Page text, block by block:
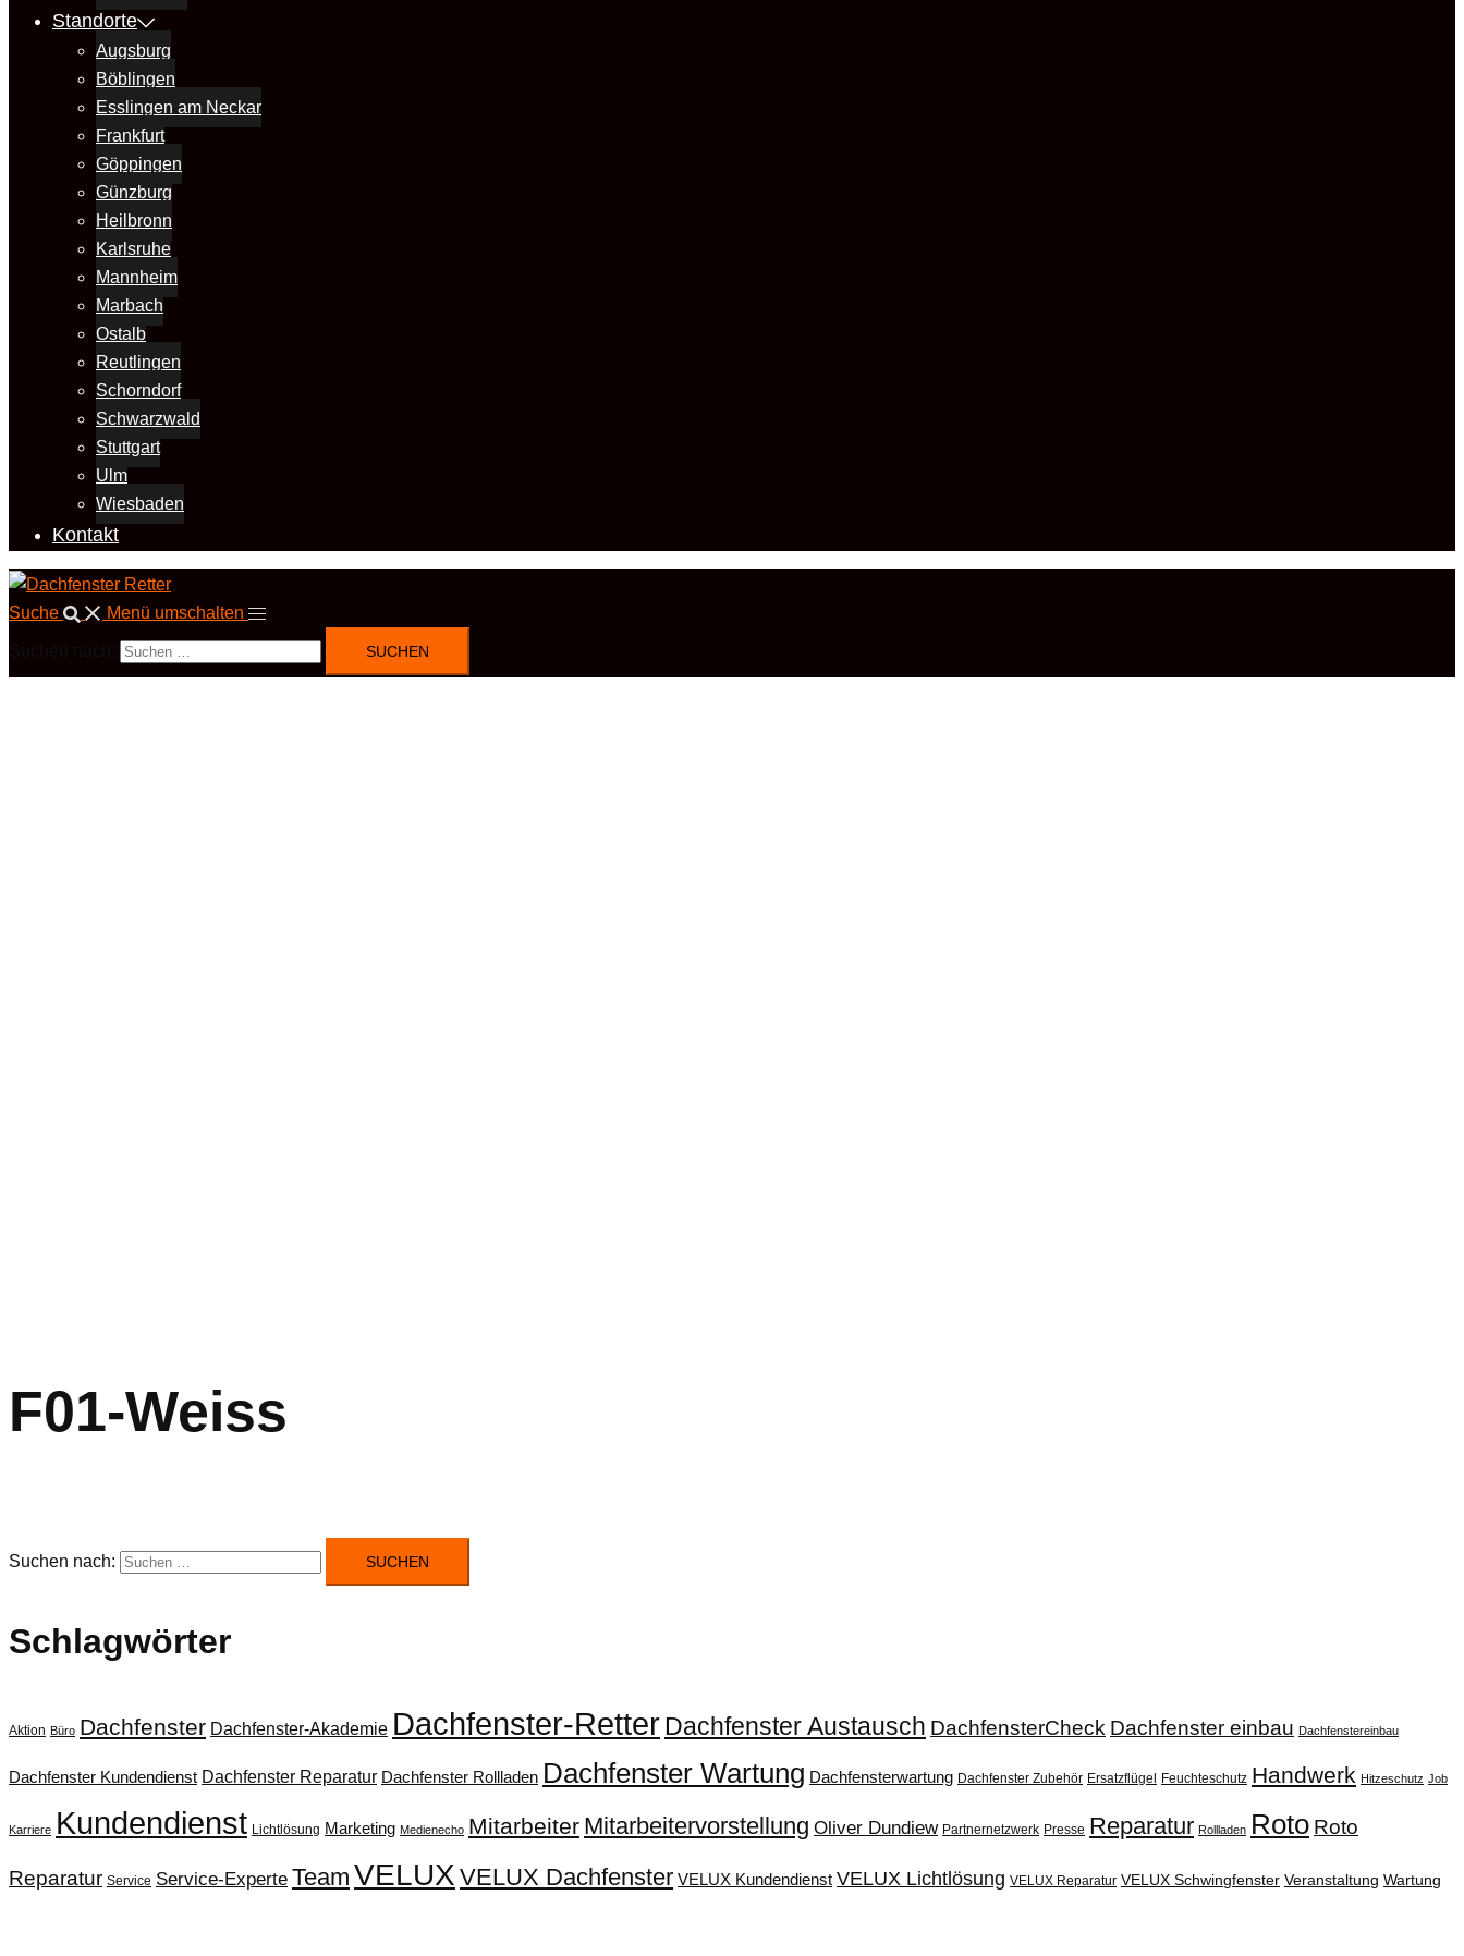
Standorte
Augsburg
Böblingen
Esslingen am Neckar
Frankfurt
Göppingen
Günzburg
Heilbronn
Karlsruhe
Mannheim
Marbach
Ostalb
Reutlingen
Schorndorf
Schwarzwald
Stuttgart
Ulm
Wiesbaden
Kontakt
Suche Menü umschalten
F01-Weiss
Suchen nach:
Schlagwörter
Aktion Büro Dachfenster Dachfenster-Akademie Dachfenster-RetterDachfenster Austausch DachfensterCheck Dachfenster einbau Dachfenstereinbau
Dachfenster Kundendienst Dachfenster Reparatur Dachfenster Rollladen Dachfenster Wartung Dachfensterwartung Dachfenster Zubehör Ersatzflügel Feuchteschutz Handwerk Hitzeschutz Job
Karriere Kundendienst Lichtlösung Marketing Medienecho Mitarbeiter Mitarbeitervorstellung Oliver Dundiew Partnernetzwerk Presse Reparatur Rollladen Roto Roto
Reparatur Service Service-Experte Team VELUX VELUX Dachfenster VELUX Kundendienst VELUX Lichtlösung VELUX Reparatur VELUX Schwingfenster Veranstaltung Wartung